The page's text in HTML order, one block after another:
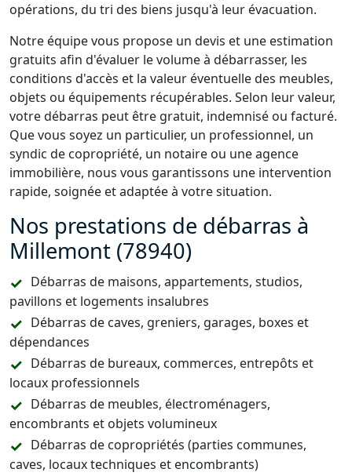
opérations, du tri des biens jusqu'à leur évacuation.
Notre équipe vous propose un devis et une estimation
gratuits afin d'évaluer le volume à débarrasser, les
conditions d'accès et la valeur éventuelle des meubles,
objets ou équipements récupérables. Selon leur valeur,
votre débarras peut être gratuit, indemnisé ou facturé.
Que vous soyez un particulier, un professionnel, un
syndic de copropriété, un notaire ou une agence
immobilière, nous vous garantissons une intervention
rapide, soignée et adaptée à votre situation.
Nos prestations de débarras à
Millemont (78940)
Débarras de maisons, appartements, studios,
pavillons et logements insalubres
Débarras de caves, greniers, garages, boxes et
dépendances
Débarras de bureaux, commerces, entrepôts et
locaux professionnels
Débarras de meubles, électroménagers,
encombrants et objets volumineux
Débarras de copropriétés (parties communes,
caves, locaux techniques et encombrants)